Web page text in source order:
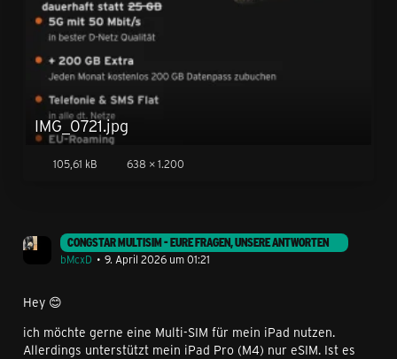
IMG_0721.jpg
105,61 kB 638 × 1.200
CONGSTAR MULTISIM - EURE FRAGEN, UNSERE ANTWORTEN
bMcxD
9. April 2026 um 01:21
Hey 😊
ich möchte gerne eine Multi-SIM für mein iPad nutzen.
Allerdings unterstützt mein iPad Pro (M4) nur eSIM. Ist es